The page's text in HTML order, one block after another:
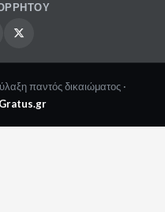
παντός δικαιώματος ·
Gratus.gr